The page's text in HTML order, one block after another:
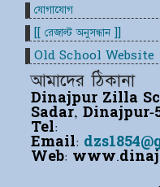
আমাদের ঠিকানা
Dinajpur Zilla
Sadar, Dinajpur-
Tel:
Email:
Web:
যোগাযোগ
[[ রেজাল্ট অনুসন্ধান ]]
Old School Website